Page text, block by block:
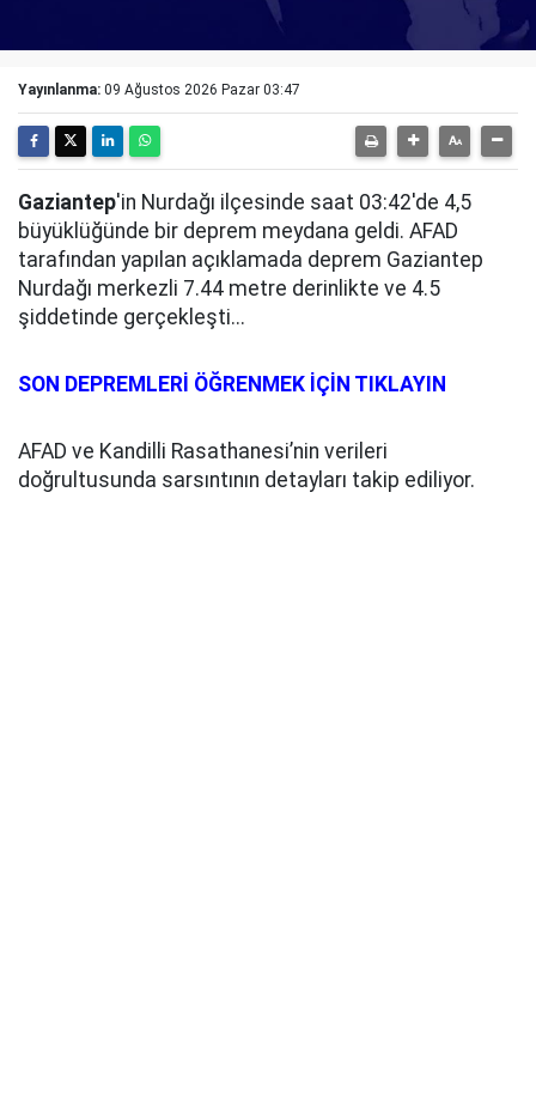
Yayınlanma: 09 Ağustos 2026 Pazar 03:47
Gaziantep'in Nurdağı ilçesinde saat 03:42'de 4,5
büyüklüğünde bir deprem meydana geldi. AFAD
tarafından yapılan açıklamada deprem Gaziantep
Nurdağı merkezli 7.44 metre derinlikte ve 4.5
şiddetinde gerçekleşti...
SON DEPREMLERİ ÖĞRENMEK İÇİN TIKLAYIN
AFAD ve Kandilli Rasathanesi’nin verileri
doğrultusunda sarsıntının detayları takip ediliyor.